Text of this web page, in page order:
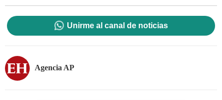
Unirme al canal de noticias
Agencia AP